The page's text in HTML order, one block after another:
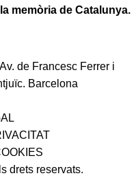
memòria de Catalunya.
Av. de Francesc Ferrer i
Barcelona
drets reservats.